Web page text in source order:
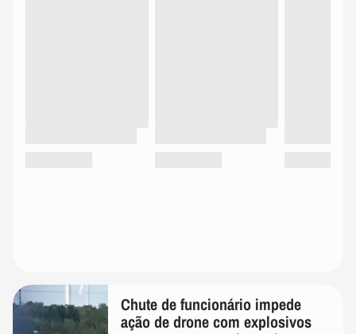
Chute de funcionário impede
ação de drone com explosivos